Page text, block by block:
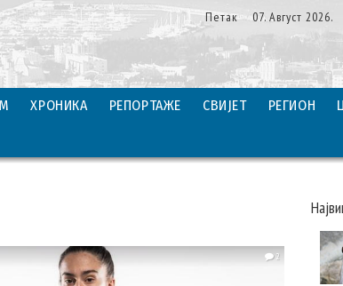
Петак 07. Август
ХРОНИКА РЕПОРТАЖЕ СВИЈЕТ РЕГИОН
2